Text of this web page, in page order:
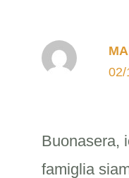
02/
Buonasera,
famiglia